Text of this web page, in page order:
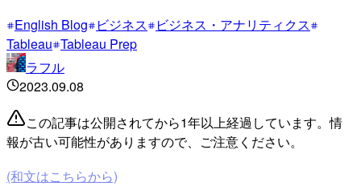
English Blog ビジネス
ビジネス・アナリティクス
Tableau Tableau Prep
ラフル
2023.09.08
この記事は公開されてから1年以上経過しています。情
報が古い可能性がありますので、ご注意ください。
(和文はこちらから)